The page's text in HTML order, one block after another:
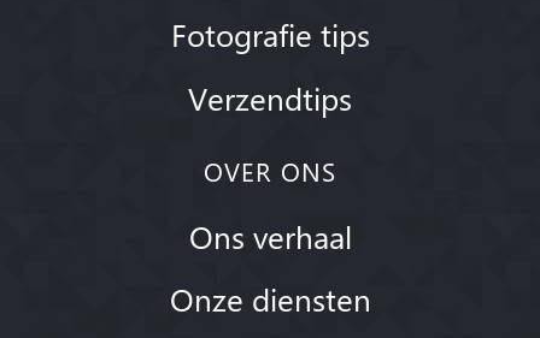
Fotografie tips
Verzendtips
OVER ONS
Ons verhaal
Onze diensten